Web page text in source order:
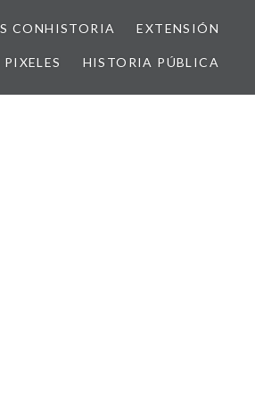
CONHISTORIA EXTENSIÓN
HISTORIA PÚBLICA